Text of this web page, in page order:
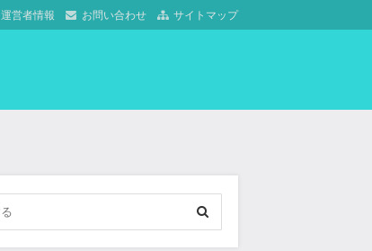
運営者情報 お問い合わせ サイトマップ